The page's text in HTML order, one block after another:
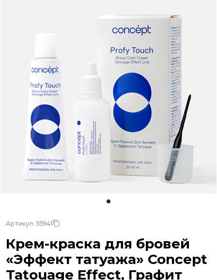
Артикул: 55941
Крем-краска для бровей
«Эффект татуажа» Concept
Tatouage Effect, Графит